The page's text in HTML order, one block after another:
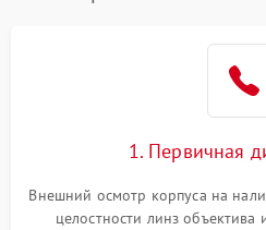
1. Первичная
Внешний осмотр корпуса на
целостности линз объектива